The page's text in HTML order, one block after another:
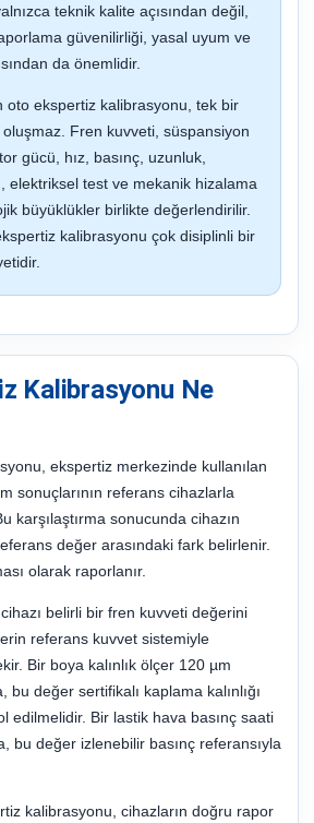
teknik kalite açısından değil,
güvenilirliği, yasal uyum ve
da önemlidir.
oto ekspertiz kalibrasyonu, tek bir
oluşmaz. Fren kuvveti, süspansiyon
gücü, hız, basınç, uzunluk,
elektriksel test ve mekanik hizalama
büyüklükler birlikte değerlendirilir.
kalibrasyonu çok disiplinli bir
Kalibrasyonu Ne
ekspertiz merkezinde kullanılan
sonuçlarının referans cihazlarla
karşılaştırma sonucunda cihazın
değer arasındaki fark belirlenir.
olarak raporlanır.
belirli bir fren kuvveti değerini
referans kuvvet sistemiyle
Bir boya kalınlık ölçer 120 µm
değer sertifikalı kaplama kalınlığı
edilmelidir. Bir lastik hava basınç saati
bu değer izlenebilir basınç referansıyla
kalibrasyonu, cihazların doğru rapor